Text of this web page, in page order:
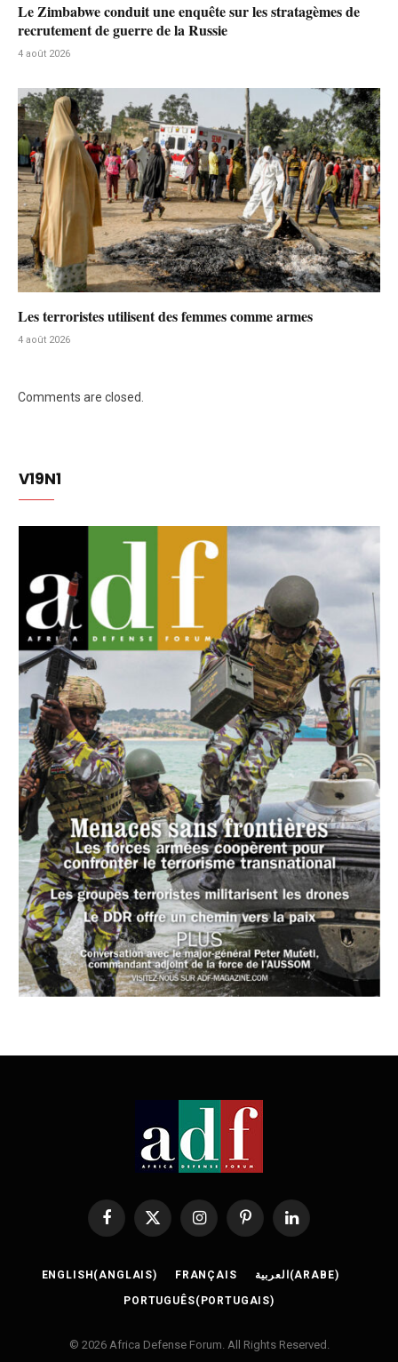
Le Zimbabwe conduit une enquête sur les stratagèmes de
recrutement de guerre de la Russie
4 août 2026
Les terroristes utilisent des femmes comme armes
4 août 2026
Comments are closed.
V19N1
Facebook
X
InstagramPinterestLinkedIn
ENGLISH(ANGLAIS) FRANÇAIS العربية(ARABE)
PORTUGUÊS(PORTUGAIS)
© 2026 Africa Defense Forum. All Rights Reserved.